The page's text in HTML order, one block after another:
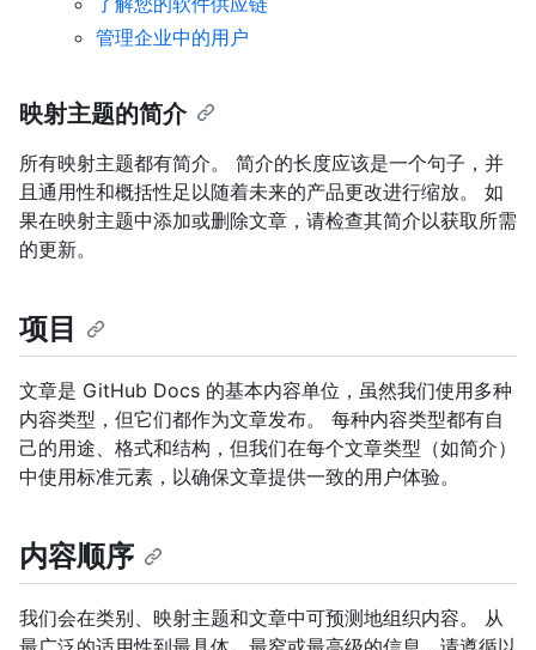
管理企业中的用户
映射主题的简介
所有映射主题都有简介。 简介的长度应该是一个句子，并
且通用性和概括性足以随着未来的产品更改进行缩放。 如
果在映射主题中添加或删除文章，请检查其简介以获取所需
的更新。
项目
文章是 GitHub Docs 的基本内容单位，虽然我们使用多种
内容类型，但它们都作为文章发布。 每种内容类型都有自
己的用途、格式和结构，但我们在每个文章类型（如简介）
中使用标准元素，以确保文章提供一致的用户体验。
内容顺序
我们会在类别、映射主题和文章中可预测地组织内容。 从